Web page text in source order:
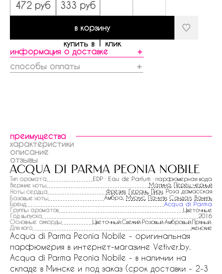
472 руб 333 руб
в корзину
купить в 1 клик
информация о доставке
＋
способы оплаты
＋
преимущества
характеристики
описание
отзывы
acqua di parma peonia nobile
Тип аромата
EDP · Eau de Parfum · парфюмерная вода
Верхние ноты
Малина Перец черный
Ноты сердца
Фрезия Герань Пион , Роза дамасская
Базовые ноты
Амбра, Мускус Пачули Сандал Ваниль
Бренд
Acqua di Parma
Группы ароматов
Цветочные
Год выпуска
2016
Основные аккорды
Цветочный:Свежий:Розовый:Амбровый:Пряный:
Для кого
женские
Acqua di Parma Peonia Nobile - оригинальная
парфюмерия в интернет-магазине Vetiver.by.
Acqua di Parma Peonia Nobile - в наличии на
складе в Минске и под заказ (срок доставки - 2-3